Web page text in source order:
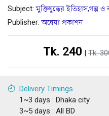
Subject:মুক্তিযুদ্ধের ইতিহাস,গল্প ও
Publisher:অন্বেষা প্রকাশন
Tk. 240 |Tk.
Delivery Timings
1~3 days : Dhaka city
3~5 days : All BD